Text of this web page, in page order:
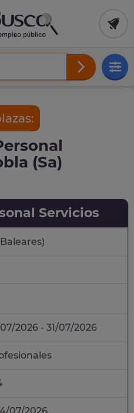
(Sa)
Servicios
2026 - 31/07/2026